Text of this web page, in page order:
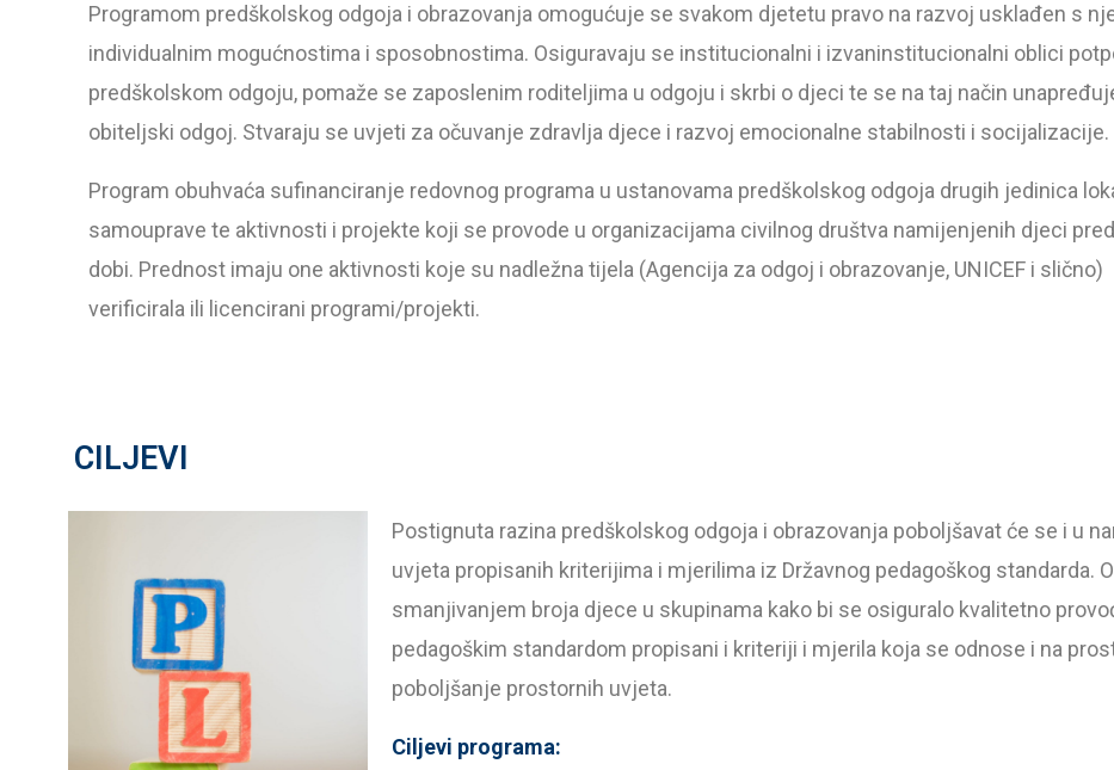
Programom predškolskog odgoja i obrazovanja omogućuje se svakom djetetu pravo na razvoj usklađen s
individualnim mogućnostima i sposobnostima. Osiguravaju se institucionalni i izvaninstitucionalni oblici
predškolskom odgoju, pomaže se zaposlenim roditeljima u odgoju i skrbi o djeci te se na taj način
obiteljski odgoj. Stvaraju se uvjeti za očuvanje zdravlja djece i razvoj emocionalne stabilnosti i socijalizacije.
Program obuhvaća sufinanciranje redovnog programa u ustanovama predškolskog odgoja drugih jedinica
samouprave te aktivnosti i projekte koji se provode u organizacijama civilnog društva namijenjenih djeci
dobi. Prednost imaju one aktivnosti koje su nadležna tijela (Agencija za odgoj i obrazovanje, UNICEF i slično)
verificirala ili licencirani programi/projekti.
CILJEVI
Postignuta razina predškolskog odgoja i obrazovanja poboljšavat će se i u
uvjeta propisanih kriterijima i mjerilima iz Državnog pedagoškog standarda.
smanjivanjem broja djece u skupinama kako bi se osiguralo kvalitetno
pedagoškim standardom propisani i kriteriji i mjerila koja se odnose i na
poboljšanje prostornih uvjeta.
Ciljevi programa: